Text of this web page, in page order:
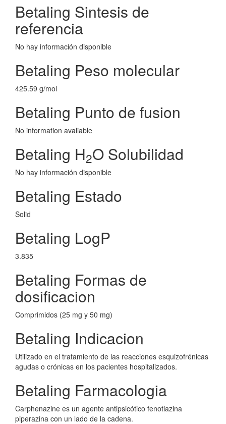
Betaling Sintesis de
referencia
No hay información disponible
Betaling Peso molecular
425.59 g/mol
Betaling Punto de fusion
No information avaliable
Betaling H2O Solubilidad
No hay información disponible
Betaling Estado
Solid
Betaling LogP
3.835
Betaling Formas de
dosificacion
Comprimidos (25 mg y 50 mg)
Betaling Indicacion
Utilizado en el tratamiento de las reacciones esquizofrénicas
agudas o crónicas en los pacientes hospitalizados.
Betaling Farmacologia
Carphenazine es un agente antipsicótico fenotiazina
piperazina con un lado de la cadena.